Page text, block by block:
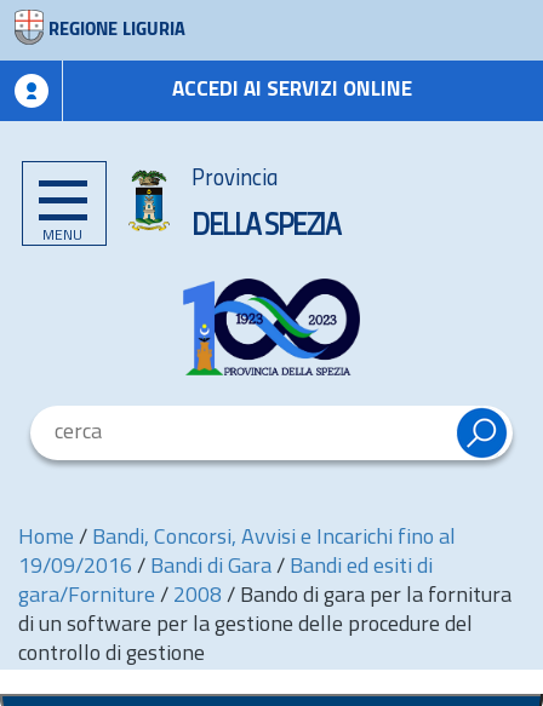
REGIONE LIGURIA
ACCEDI AI SERVIZI ONLINE
MENU
Provincia
DELLA SPEZIA
Home / Bandi, Concorsi, Avvisi e Incarichi fino al
19/09/2016 / Bandi di Gara / Bandi ed esiti di
gara/Forniture / 2008 / Bando di gara per la fornitura
di un software per la gestione delle procedure del
controllo di gestione